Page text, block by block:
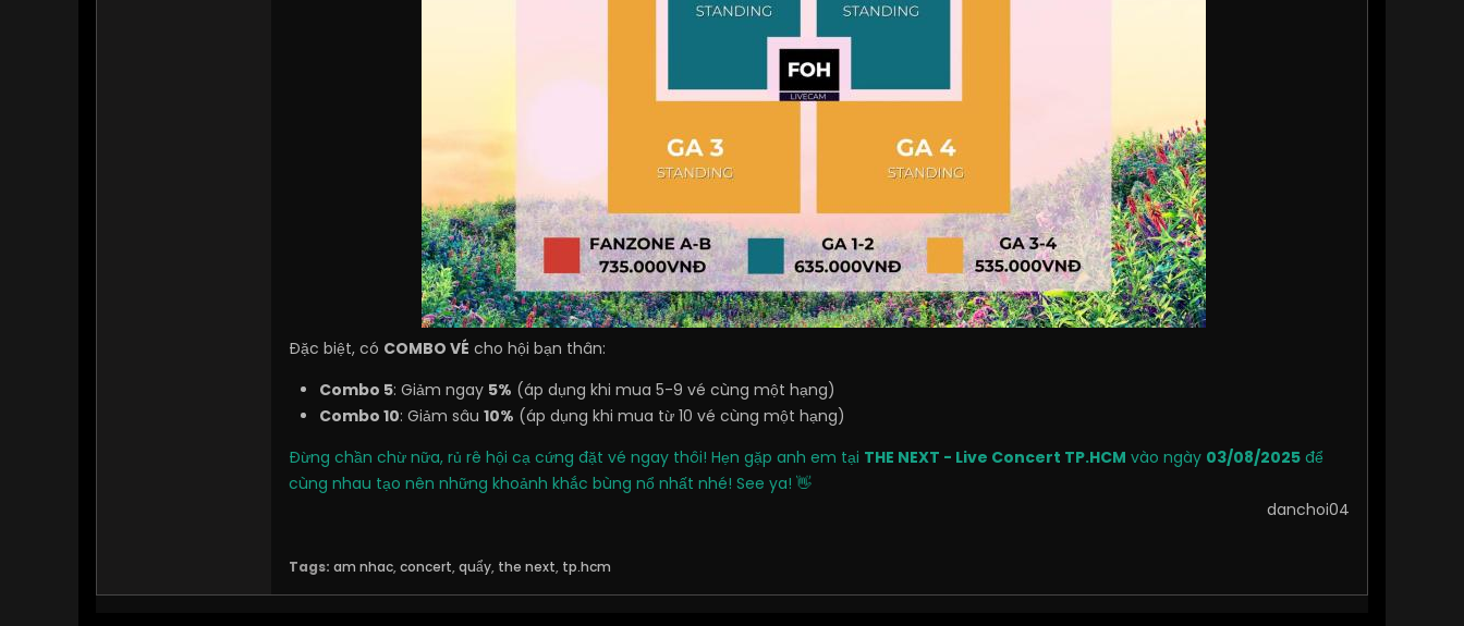
Đặc biệt, có COMBO VÉ cho hội bạn thân:
Combo 5: Giảm ngay 5% (áp dụng khi mua 5-9 vé cùng một hạng)
Combo 10: Giảm sâu 10% (áp dụng khi mua từ 10 vé cùng một hạng)
Đừng chần chừ nữa, rủ rê hội cạ cứng đặt vé ngay thôi! Hẹn gặp anh em tại THE NEXT - Live Concert TP.HCM vào ngày 03/08/2025 để
cùng nhau tạo nên những khoảnh khắc bùng nổ nhất nhé! See ya! 👋
danchoi04
Tags: am nhac, concert, quẩy, the next, tp.hcm